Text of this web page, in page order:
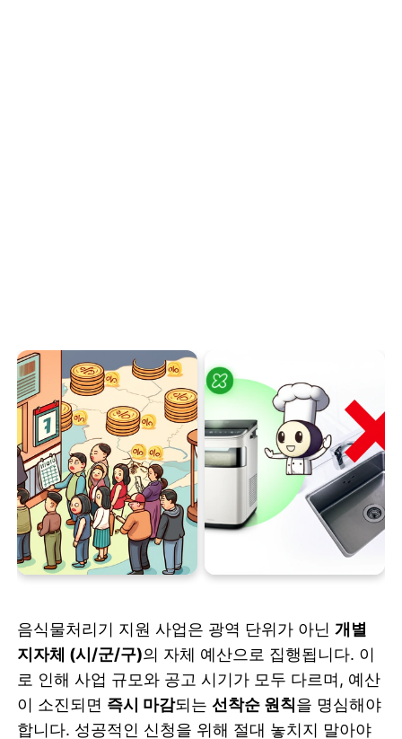
음식물처리기 지원 사업은 광역 단위가 아닌 개별
지자체 (시/군/구)의 자체 예산으로 집행됩니다. 이
로 인해 사업 규모와 공고 시기가 모두 다르며, 예산
이 소진되면 즉시 마감되는 선착순 원칙을 명심해야
합니다. 성공적인 신청을 위해 절대 놓치지 말아야